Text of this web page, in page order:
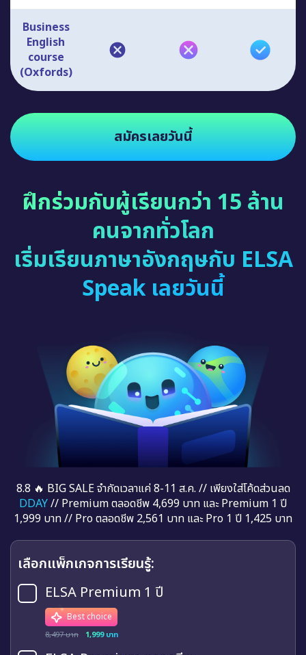
Business
English
course
(Oxfords)
สมัครเลยวันนี้
ฝึกร่วมกับผู้เรียนกว่า 15 ล้าน
คนจากทั่วโลก
เริ่มเรียนภาษาอังกฤษกับ ELSA
Speak เลยวันนี้
8.8 🔥 BIG SALE จำกัดเวลาแค่ 8-11 ส.ค. // เพียงใส่โค้ดส่วนลด
DDAY// Premium ตลอดชีพ 4,699 บาท และ Premium 1 ปี
1,999 บาท // Pro ตลอดชีพ 2,561 บาท และ Pro 1 ปี 1,425 บาท
เลือกแพ็กเกจการเรียนรู้:
ELSA Premium 1 ปี
Best choice
8,497 บาท 1,999 บาท